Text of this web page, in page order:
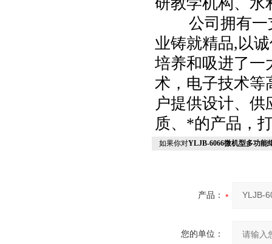
公司拥有一支
业铸就精品,以
培养和吸进了一
术，电子技术等
户提供设计、
质、*的产品，
如果你对YLJB-6066微机型多功能
产品：
您的单位：